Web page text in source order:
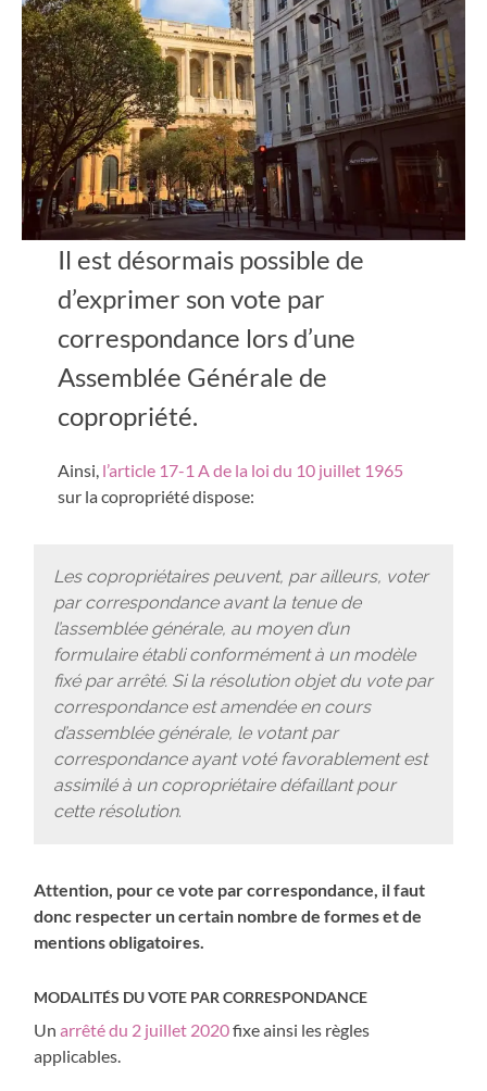
Il est désormais possible de
d’exprimer son vote par
correspondance lors d’une
Assemblée Générale de
copropriété.
Ainsi, l’article 17-1 A de la loi du 10 juillet 1965
sur la copropriété dispose:
Les copropriétaires peuvent, par ailleurs, voter
par correspondance avant la tenue de
l’assemblée générale, au moyen d’un
formulaire établi conformément à un modèle
fixé par arrêté. Si la résolution objet du vote par
correspondance est amendée en cours
d’assemblée générale, le votant par
correspondance ayant voté favorablement est
assimilé à un copropriétaire défaillant pour
cette résolution.
Attention, pour ce vote par correspondance, il faut
donc respecter un certain nombre de formes et de
mentions obligatoires.
MODALITÉS DU VOTE PAR CORRESPONDANCE
Unarrêté du 2 juillet 2020fixe ainsi les règles
applicables.